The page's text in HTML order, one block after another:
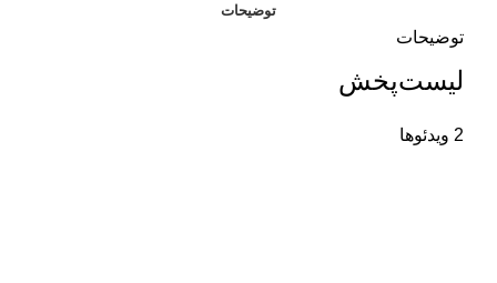
توضیحات
توضیحات
لیست‌پخش
2 ویدئوها